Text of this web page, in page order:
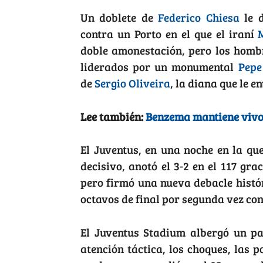
Un doblete deFederico Chiesale
contra un Porto en el que el iraní
doble amonestación, pero los
liderados por un monumental Pepe
deSergio Oliveira, la diana que le
Lee también:Benzema mantiene
El Juventus, en una noche en la
decisivo, anotó el 3-2 en el 117
pero firmó una nueva debacle
octavos de final por segunda vez
El Juventus Stadium albergó un
atención táctica, los choques, las